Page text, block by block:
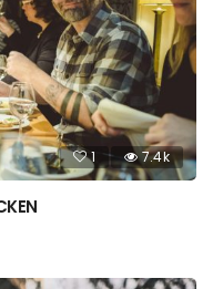
1 7.4k